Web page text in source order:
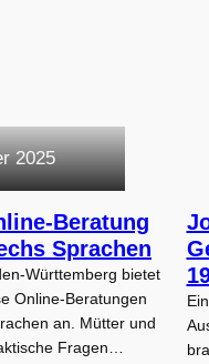
2025
Beratung
Sprachen
Württemberg bietet
Online-Beratungen
an. Mütter und
Fragen…